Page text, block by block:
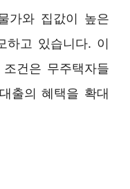
가와 집값이 높은
하고 있습니다. 이
건은 무주택자들
출의 혜택을 확대